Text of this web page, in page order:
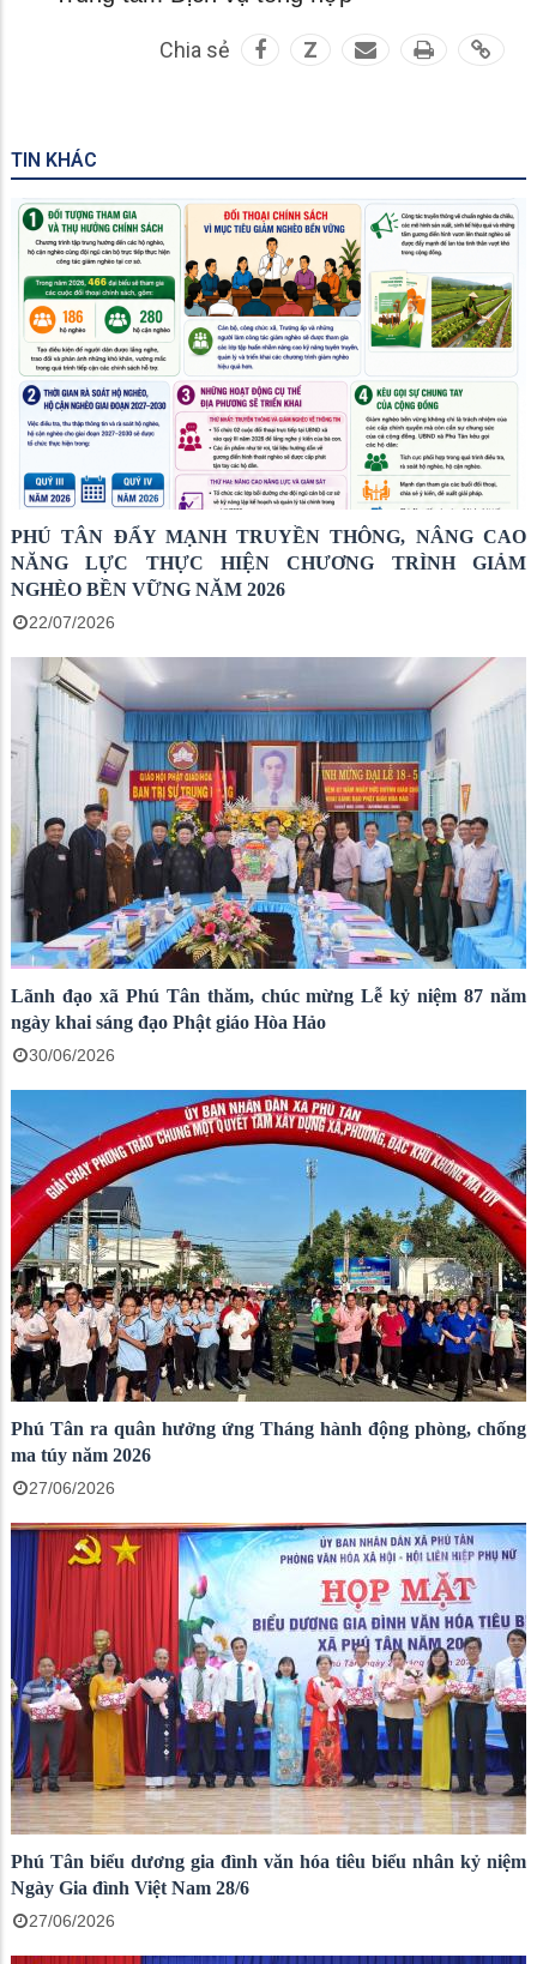
Chia sẻ Z
TIN KHÁC
PHÚ TÂN ĐẨY MẠNH TRUYỀN THÔNG, NÂNG CAO
NĂNG LỰC THỰC HIỆN CHƯƠNG TRÌNH GIẢM
NGHÈO BỀN VỮNG NĂM 2026
22/07/2026
Lãnh đạo xã Phú Tân thăm, chúc mừng Lễ kỷ niệm 87 năm
ngày khai sáng đạo Phật giáo Hòa Hảo
30/06/2026
Phú Tân ra quân hưởng ứng Tháng hành động phòng, chống
ma túy năm 2026
27/06/2026
Phú Tân biểu dương gia đình văn hóa tiêu biểu nhân kỷ niệm
Ngày Gia đình Việt Nam 28/6
27/06/2026